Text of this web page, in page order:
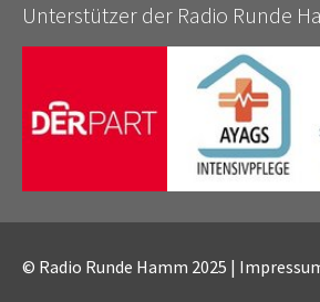
Unterstützer der Radio Runde
© Radio Runde Hamm 2025 |